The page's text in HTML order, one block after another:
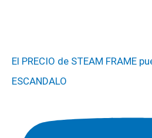
El PRECIO de STEAM FRAME
ESCANDALO